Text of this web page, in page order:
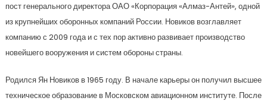
пост генерального директора ОАО «Корпорация «Алмаз-Антей», одной
из крупнейших оборонных компаний России. Новиков возглавляет
компанию с 2009 года и с тех пор активно развивает производство
новейшего вооружения и систем обороны страны.
Родился Ян Новиков в 1965 году. В начале карьеры он получил высшее
техническое образование в Московском авиационном институте. После